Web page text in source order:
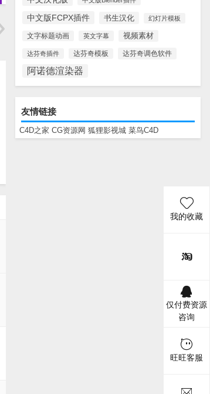
中文版FCPX插件 书生汉化 幻灯片模板
文字标题动画 英文字幕 视频素材
达芬奇插件 达芬奇模板 达芬奇调色软件
阿诺德渲染器
友情链接
C4D之家 CG资源网 狐狸影视城 菜鸟C4D
我的收藏
仅付费资源
咨询
旺旺客服